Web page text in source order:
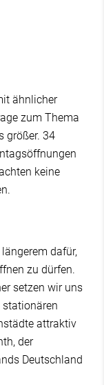
ähnlicher
zum Thema
größer. 34
keine
dafür,
zu dürfen.
setzen wir uns
attraktiv
der
Deutschland